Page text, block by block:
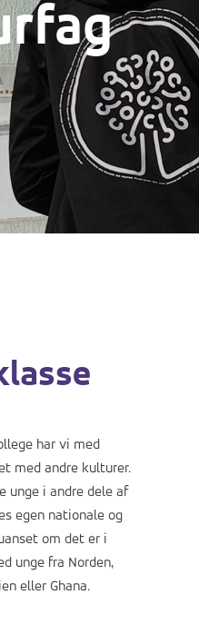
har vi med
med andre kulturer.
unge i andre dele af
egen nationale og
om det er i
unge fra Norden,
eller Ghana.